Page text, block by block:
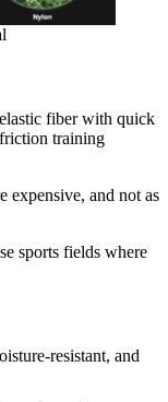
fiber with quick
training
expensive, and not as
sports fields where
resistant, and